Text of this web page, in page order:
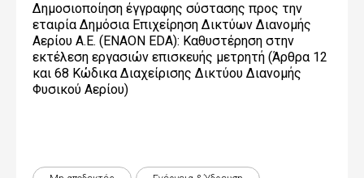
Δημοσιοποίηση έγγραφης σύστασης προς την
εταιρία Δημόσια Επιχείρηση Δικτύων Διανομής
Αερίου Α.Ε. (ENAON EDA): Καθυστέρηση στην
εκτέλεση εργασιών επισκευής μετρητή (Άρθρα 12
και 68 Κώδικα Διαχείρισης Δικτύου Διανομής
Φυσικού Αερίου)